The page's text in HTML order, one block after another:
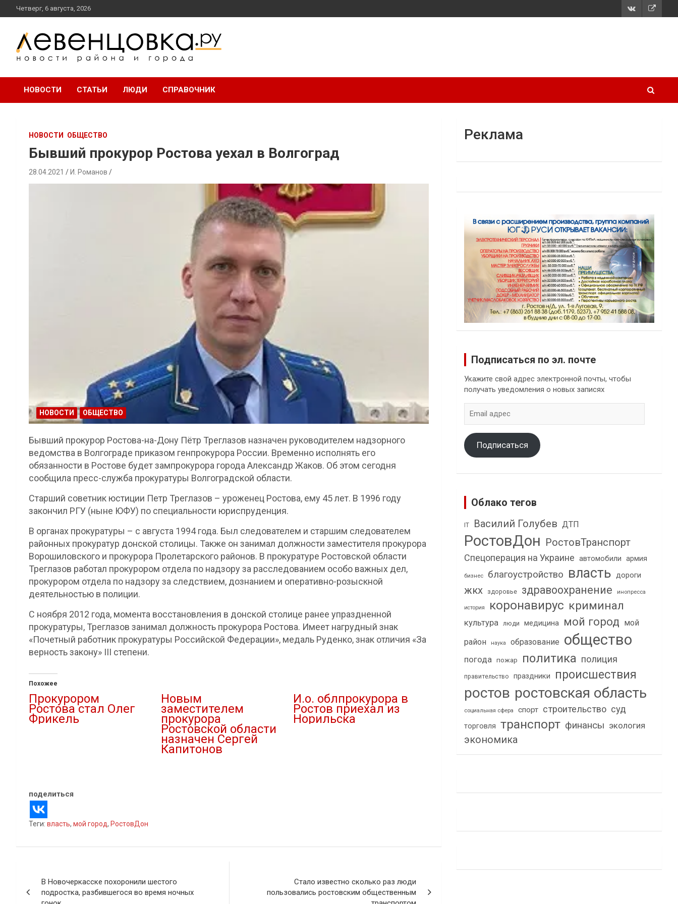
перейти
к
Четверг, 6 августа, 2026
Левенцовка Ру
НОВОСТИ СТАТЬИ ЛЮДИ СПРАВОЧНИК
НОВОСТИ ОБЩЕСТВО
Бывший прокурор Ростова уехал в Волгоград
28.04.2021 И. Романов
НОВОСТИ ОБЩЕСТВО
Бывший прокурор Ростова-на-Дону Пётр Треглазов назначен руководителем надзорного
ведомства в Волгограде приказом генпрокурора России. Временно исполнять его
обязанности в Ростове будет зампрокурора города Александр Жаков. Об этом сегодня
сообщила пресс-служба прокуратуры Волгоградской области.
Старший советник юстиции Петр Треглазов – уроженец Ростова, ему 45 лет. В 1996 году
закончил РГУ (ныне ЮФУ) по специальности юриспруденция.
В органах прокуратуры – с августа 1994 года. Был следователем и старшим следователем
районных прокуратур донской столицы. Также он занимал должности заместителя прокурора
Ворошиловского и прокурора Пролетарского районов. В прокуратуре Ростовской области
Треглазов работал прокурором отдела по надзору за расследованием особо важных дел,
прокурором отдела по надзору за следствием, дознанием и оперативно-розыскной
деятельностью в полиции.
С ноября 2012 года, момента восстановления в донской столице ранее упраздненной
прокуратуры, Треглазов занимал должность прокурора Ростова. Имеет нагрудный знак
«Почетный работник прокуратуры Российской Федерации», медаль Руденко, знак отличия «За
верность закону» III степени.
Похожее
Прокурором
Ростова стал Олег
Фрикель
Новым
заместителем
прокурора
Ростовской области
назначен Сергей
Капитонов
И.о. облпрокурора в
Ростов приехал из
Норильска
поделиться
Теги: власть, мой город, РостовДон
по
В Новочеркасске похоронили шестого
подростка, разбившегося во время ночных
Стало известно сколько раз люди
пользовались ростовским общественным
Реклама
Подписаться по эл. почте
Укажите свой адрес электронной почты, чтобы
получать уведомления о новых записях
адрес
Подписаться
Облако тегов
IT Василий Голубев ДТП
РостовДон РостовТранспорт
Спецоперация на Украине автомобили армия
бизнес благоустройство власть дороги
жкх здоровье здравоохранение инопресса
история коронавирус криминал
культура люди медицина мой город мой
район
наука образование общество
погода пожар политика полиция
правительство праздники происшествия
ростов ростовская область
социальная сфера спорт строительство суд
торговля транспорт финансы экология
экономика